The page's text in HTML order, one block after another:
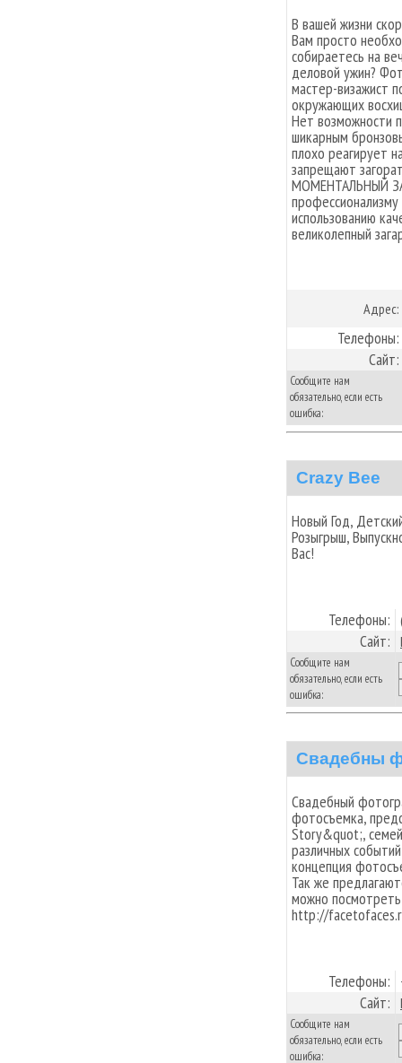
В вашей жизни
Вам просто
собираетесь на
деловой ужин?
мастер-визажист
окружающих
Нет возможности
шикарным
плохо реагирует
запрещают
МОМЕНТАЛЬНЫЙ
использованию
великолепный
Адрес:
Телефоны:
Сайт:
Сообщите нам
обязательно, если есть
ошибка:
Crazy Bee
Новый Год,
Розыгрыш,
Вас!
Телефоны:
Сайт:
Сообщите нам
обязательно, если есть
ошибка:
Свадебны
Свадебный
фотосъемка,
Story&quot;,
различных
концепция
Так же
можно
http://
Телефоны:
Сайт:
Сообщите нам
обязательно, если есть
ошибка: